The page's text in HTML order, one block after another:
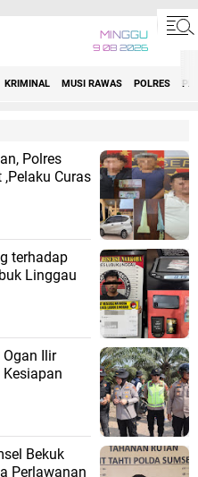
MINGGU
9 08 2026
KRIMINAL MUSI RAWAS POLRES
Polres
Curas
terhadap
Linggau
Ogan Ilir
Bekuk
Perlawanan